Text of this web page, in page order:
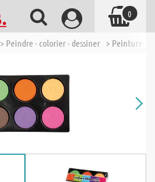
> Peindre - colorier - dessiner > Peintures à
0